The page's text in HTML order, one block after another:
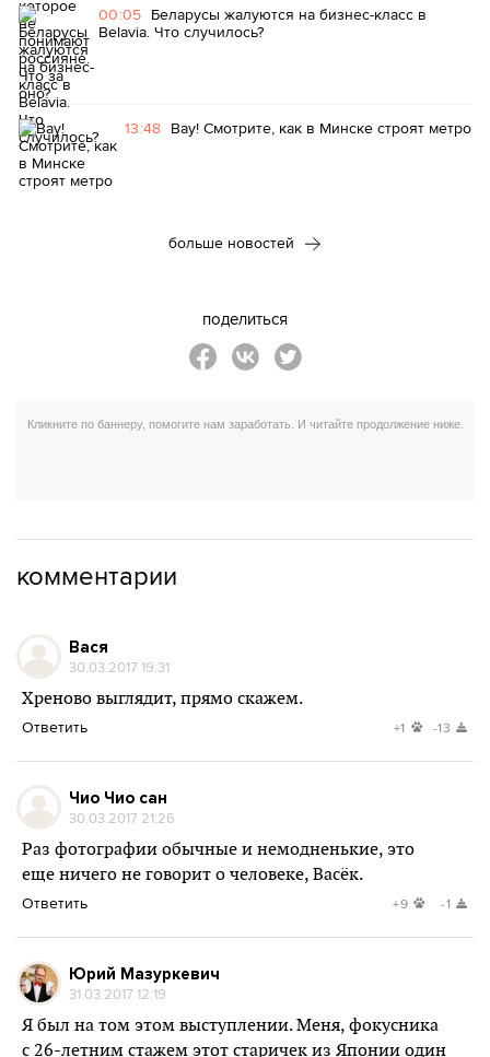
00:05 Беларусы жалуются на бизнес-класс в
Belavia. Что случилось?
13:48 Вау! Смотрите, как в Минске строят метро
больше новостей
поделиться
комментарии
Вася
30.03.2017 19:31
Хреново выглядит, прямо скажем.
Ответить +1 -13
Чио Чио сан
30.03.2017 21:26
Раз фотографии обычные и немодненькие, это
еще ничего не говорит о человеке, Васёк.
Ответить +9 -1
Юрий Мазуркевич
31.03.2017 12:19
Я был на том этом выступлении. Меня, фокусника
с 26-летним стажем этот старичек из Японии один